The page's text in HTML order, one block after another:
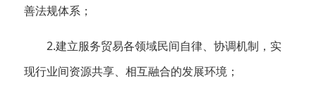
善法规体系；
2.建立服务贸易各领域民间自律、协调机制，实
现行业间资源共享、相互融合的发展环境；